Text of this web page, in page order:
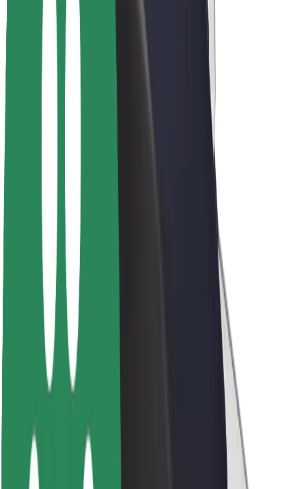
Repartidores
Ingresos de repartidor
Comercios de Bolt Food
Sostenibilidad en Bolt
Project Zero
Blog
Sala de prensa
Directrices de la marca
Misión
Relación con inversores
Liderazgo
Medios
Fondo Urbano